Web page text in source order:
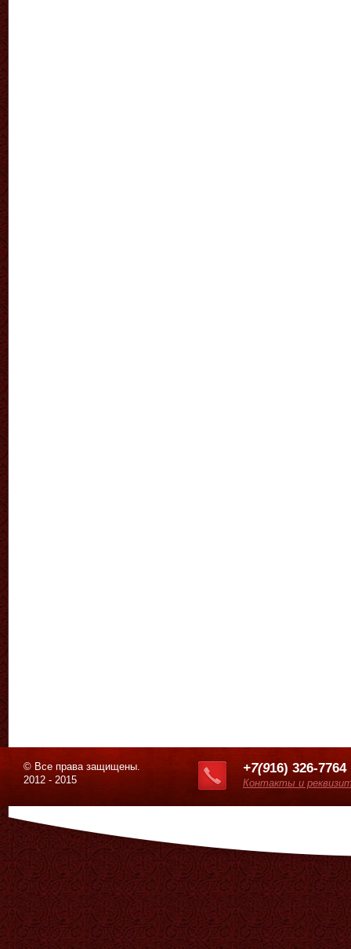
© Все права защищены.
2012 - 2015
+7(916) 326-7764
Контакты и